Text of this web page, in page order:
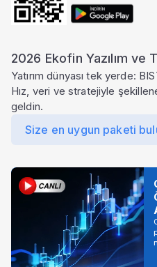
2026 Ekofin Yazılım ve
Yatırım dünyası tek yerde:
Hız, veri ve stratejiyle
geldin.
Size en uygun paketi